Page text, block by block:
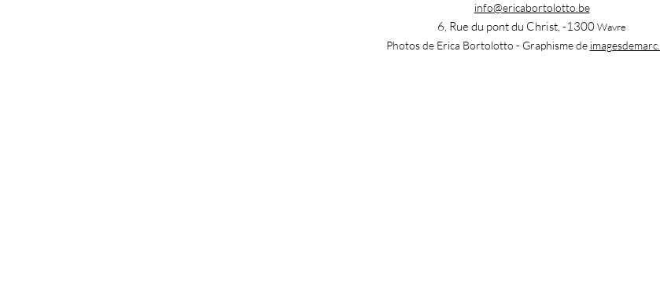
6, Rue du pont du Christ, -1300Wavre
info@ericabortolotto.be
Photos de Erica Bortolotto - Graphisme de